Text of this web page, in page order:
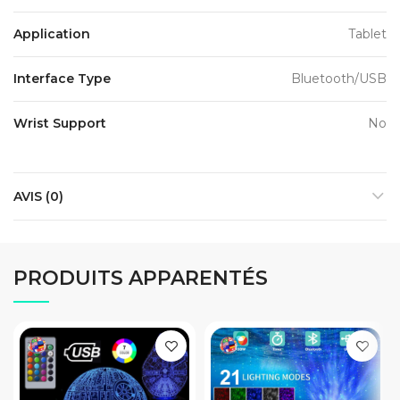
Application Tablet
Interface Type Bluetooth/USB
Wrist Support No
AVIS (0)
PRODUITS APPARENTÉS